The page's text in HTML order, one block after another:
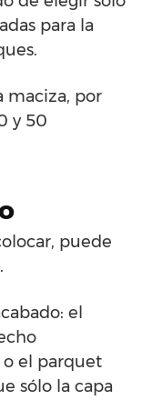
para la
maciza, por
y 50
puede
el
el parquet
sólo la capa